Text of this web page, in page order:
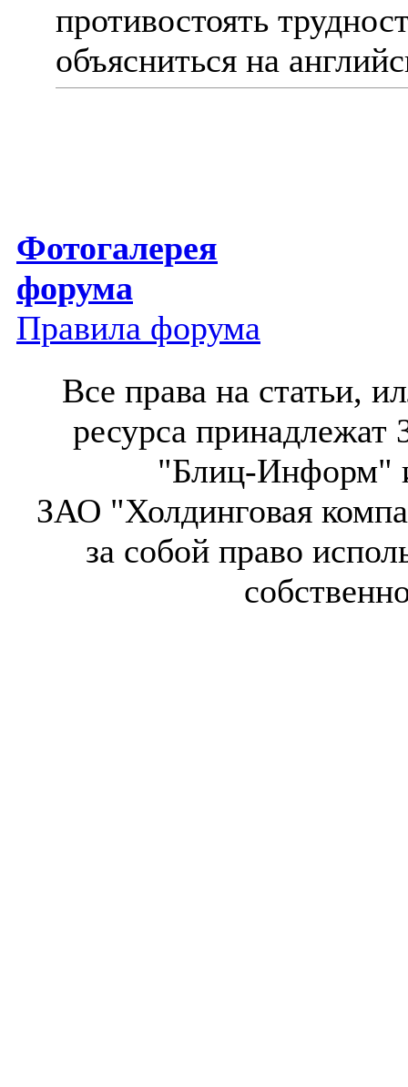
противостоять
объясниться на
Фотогалерея
форума
Правила форума
Все права на статьи,
ресурса
"Блиц-Информ"
ЗАО "Холдинговая
за собой право